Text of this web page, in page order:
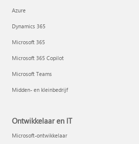
Azure
Dynamics 365
Microsoft 365
Microsoft 365 Copilot
Microsoft Teams
Midden- en kleinbedrijf
Ontwikkelaar en IT
Microsoft-ontwikkelaar